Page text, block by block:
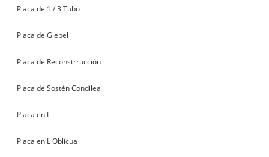
Placa de 1 / 3 Tubo
Placa de Giebel
Placa de Reconstrrucción
Placa de Sostén Condilea
Placa en L
Placa en L Oblícua